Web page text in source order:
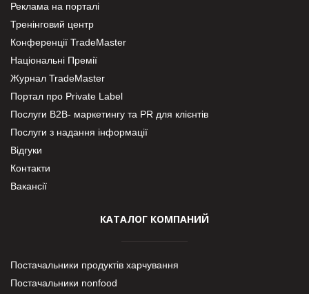
Реклама на порталі
Тренінговий центр
Конференції TradeMaster
Національні Премії
Журнал TradeMaster
Портал про Private Label
Послуги В2В- маркетингу та PR для клієнтів
Послуги з надання інформації
Відгуки
Контакти
Вакансії
КАТАЛОГ КОМПАНИЙ
Постачальники продуктів харчування
Постачальники nonfood